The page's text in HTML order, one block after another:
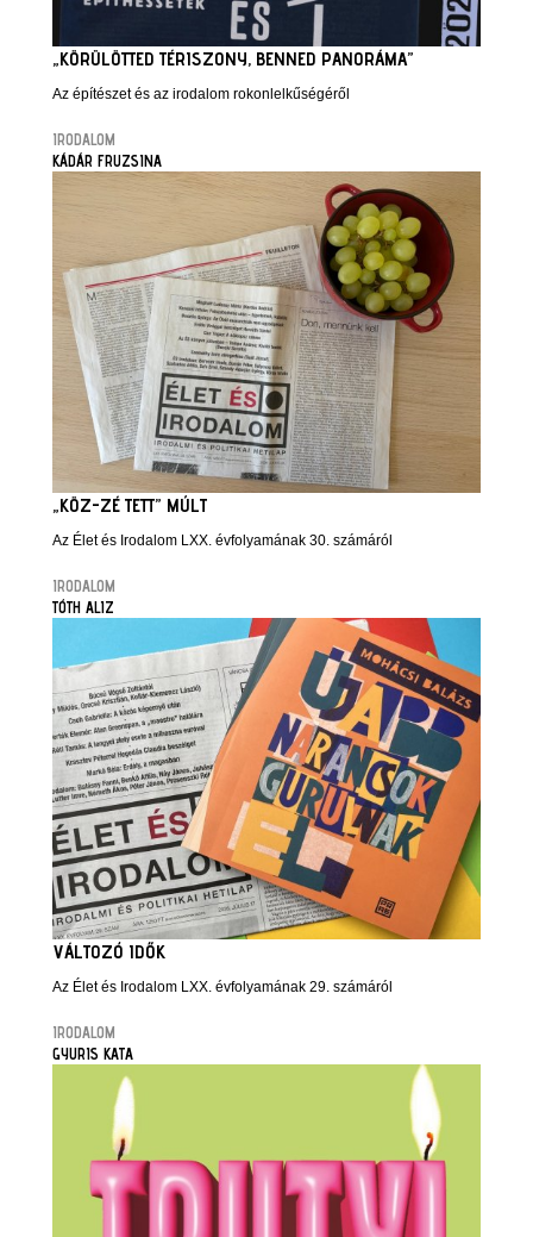
„KÖRÜLÖTTED TÉRISZONY, BENNED PANORÁMA”
Az építészet és az irodalom rokonlelkűségéről
IRODALOM
KÁDÁR FRUZSINA
„KÖZ-ZÉ TETT” MÚLT
Az Élet és Irodalom LXX. évfolyamának 30. számáról
IRODALOM
TÓTH ALIZ
VÁLTOZÓ IDŐK
Az Élet és Irodalom LXX. évfolyamának 29. számáról
IRODALOM
GYURIS KATA